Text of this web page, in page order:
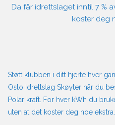
Da får idrettslaget inntil 7 %
koster deg
Støtt klubben i ditt hjerte hver
Oslo Idrettslag Skøyter når du
Polar kraft. For hver kWh du
uten at det koster deg noe ekstra.